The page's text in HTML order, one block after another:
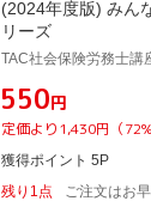
(2024年度版) みん
リーズ
TAC社会保険労務士講
¥550円
定価より1,430円（
獲得ポイント 5P
残り1点
ご注文はお